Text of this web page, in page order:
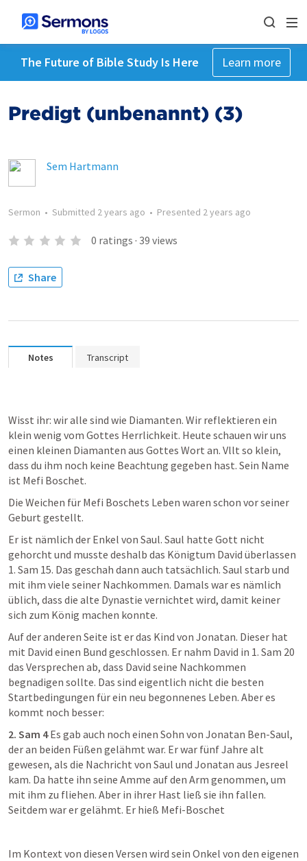
The Future of Bible Study Is Here Learn more
Predigt (unbenannt) (3)
Sem Hartmann
Sermon • Submitted 2 years ago • Presented 2 years ago
0 ratings · 39 views
Share
Notes Transcript
Wisst ihr: wir alle sind wie Diamanten. Wir reflektieren ein
klein wenig vom Gottes Herrlichkeit. Heute schauen wir uns
einen kleinen Diamanten aus Gottes Wort an. Vllt so klein,
dass du ihm noch keine Beachtung gegeben hast. Sein Name
ist Mefi Boschet.
Die Weichen für Mefi Boschets Leben waren schon vor seiner
Geburt gestellt.
Er ist nämlich der Enkel von Saul. Saul hatte Gott nicht
1. Sam 15. Das geschah dann auch tatsächlich. Saul starb und
mit ihm viele seiner Nachkommen. Damals war es nämlich
üblich, dass die alte Dynastie vernichtet wird, damit keiner
sich zum König machen konnte.
Auf der anderen Seite ist er das Kind von Jonatan. Dieser hat
mit David einen Bund geschlossen. Er nahm David in 1. Sam 20
das Versprechen ab, dass David seine Nachkommen
begnadigen sollte. Das sind eigentlich nicht die besten
Startbedingungen für ein neu begonnenes Leben. Aber es
kommt noch besser:
2. Sam 4 Es gab auch noch einen Sohn von Jonatan Ben-Saul,
der an beiden Füßen gelähmt war. Er war fünf Jahre alt
gewesen, als die Nachricht von Saul und Jonatan aus Jesreel
kam. Da hatte ihn seine Amme auf den Arm genommen, um
mit ihm zu fliehen. Aber in ihrer Hast ließ sie ihn fallen.
Seitdem war er gelähmt. Er hieß Mefi-Boschet
Im Kontext von diesen Versen wird sein Onkel von den eigenen